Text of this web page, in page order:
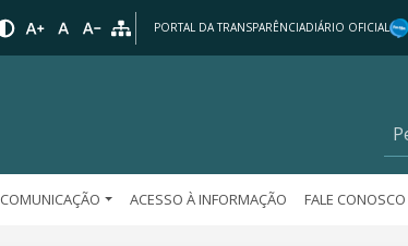
PORTAL DA TRANSPARÊNCIADIÁRIO OFICIAL
COMUNICAÇÃO ACESSO À INFORMAÇÃO FALE CONOSCO